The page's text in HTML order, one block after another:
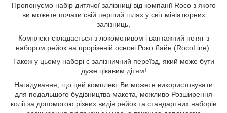
Пропонуємо набір дитячої залізниці від компанії Roco з якого
ви можете почати свій перший шлях у світ мініатюрних
залізниць,
Комплект складається з локомотивом i вантажний потяг з
набором рейок на прорізеній основі Роко Лайн (RocoLine)
Також у цьому наборі є залізничний переїзд, який може бути
дуже цікавим дітям!
Нагадування, що цей комплект Ви можете використовувати
для подальшого будівництва макета, можливо Розширення
колії за допомогою різних видів рейок та стандартних наборів